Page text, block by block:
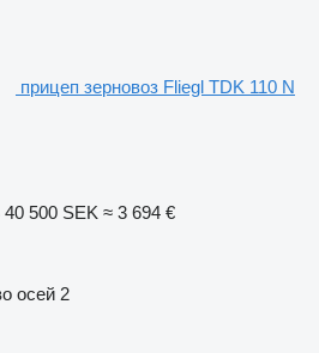
прицеп зерновоз Fliegl TDK 110 N
40 500 SEK ≈ 3 694 €
осей 2